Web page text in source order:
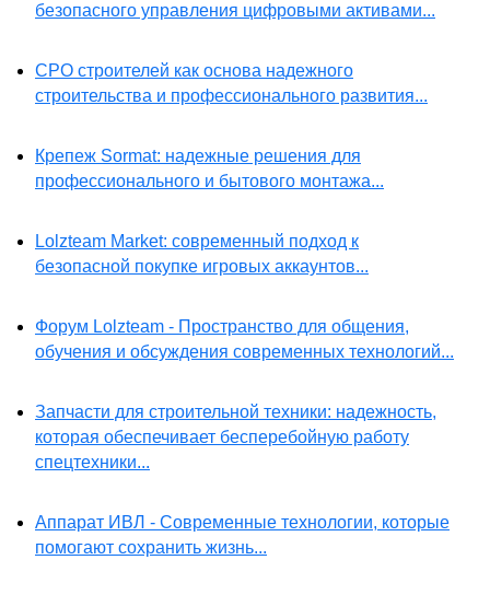
безопасного управления цифровыми активами...
СРО строителей как основа надежного
строительства и профессионального развития...
Крепеж Sormat: надежные решения для
профессионального и бытового монтажа...
Lolzteam Market: современный подход к
безопасной покупке игровых аккаунтов...
Форум Lolzteam - Пространство для общения,
обучения и обсуждения современных технологий...
Запчасти для строительной техники: надежность,
которая обеспечивает бесперебойную работу
спецтехники...
Аппарат ИВЛ - Современные технологии, которые
помогают сохранить жизнь...